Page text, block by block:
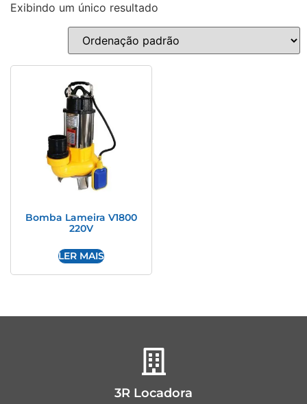
Exibindo um único resultado
Bomba Lameira V1800
220V
LER MAIS
3R Locadora